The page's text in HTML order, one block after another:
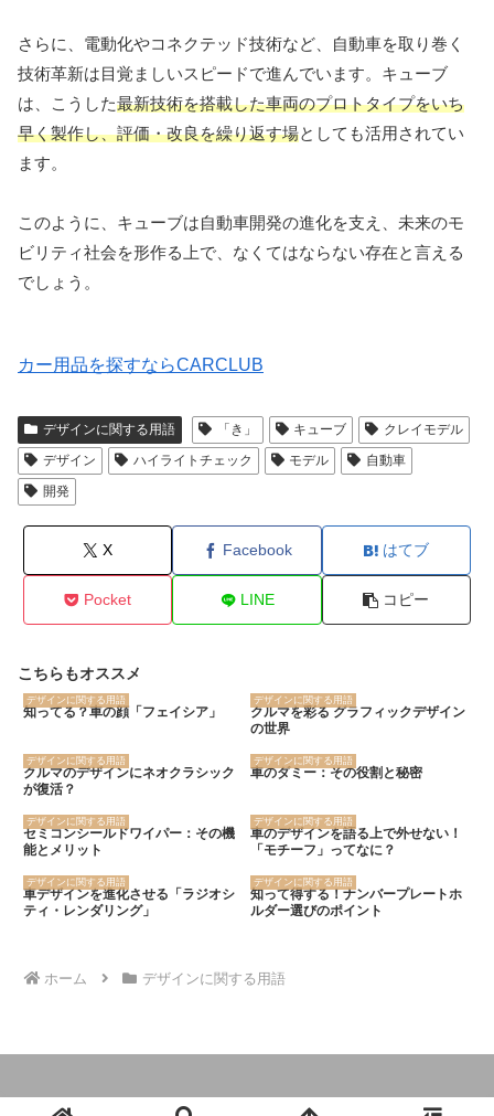
さらに、電動化やコネクテッド技術など、自動車を取り巻く
技術革新は目覚ましいスピードで進んでいます。キューブ
は、こうした最新技術を搭載した車両のプロトタイプをいち
早く製作し、評価・改良を繰り返す場としても活用されてい
ます。
このように、キューブは自動車開発の進化を支え、未来のモ
ビリティ社会を形作る上で、なくてはならない存在と言える
でしょう。
カー用品を探すならCARCLUB
デザインに関する用語 「き」 キューブ
クレイモデル
デザイン
ハイライトチェック モデル
自動車
開発
X Facebook はてブ
Pocket LINE コピー
こちらもオススメ
デザインに関する用語
知ってる？車の顔「フェイシア」
デザインに関する用語
クルマを彩る グラフィックデザイン
の世界
デザインに関する用語
クルマのデザインにネオクラシック
が復活？
デザインに関する用語
車のダミー：その役割と秘密
デザインに関する用語
セミコンシールドワイパー：その機
能とメリット
デザインに関する用語
車のデザインを語る上で外せない！
「モチーフ」ってなに？
デザインに関する用語
車デザインを進化させる「ラジオシ
ティ・レンダリング」
デザインに関する用語
知って得する！ナンバープレートホ
ルダー選びのポイント
ホーム デザインに関する用語